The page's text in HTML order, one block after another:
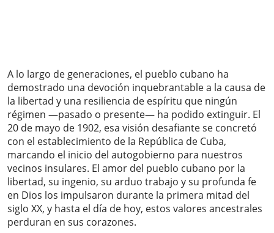
A lo largo de generaciones, el pueblo cubano ha
demostrado una devoción inquebrantable a la causa de
la libertad y una resiliencia de espíritu que ningún
régimen —pasado o presente— ha podido extinguir. El
20 de mayo de 1902, esa visión desafiante se concretó
con el establecimiento de la República de Cuba,
marcando el inicio del autogobierno para nuestros
vecinos insulares. El amor del pueblo cubano por la
libertad, su ingenio, su arduo trabajo y su profunda fe
en Dios los impulsaron durante la primera mitad del
siglo XX, y hasta el día de hoy, estos valores ancestrales
perduran en sus corazones.